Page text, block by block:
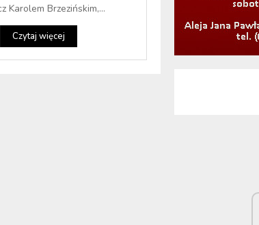
Karolem Brzezińskim,...
Czytaj więcej